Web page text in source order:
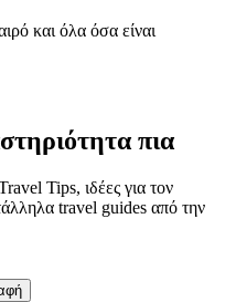
και όλα όσα είναι
πια
Tips, ιδέες για τον
travel guides από την